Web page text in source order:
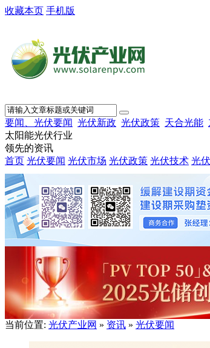
收藏本页 手机版
要闻、光伏要闻 光伏新政 光伏政策 天合光能
太阳能光伏行业
领先的资讯
首页 光伏要闻 光伏市场 光伏政策 光伏技术 光
当前位置: 光伏产业网 » 资讯 » 光伏要闻